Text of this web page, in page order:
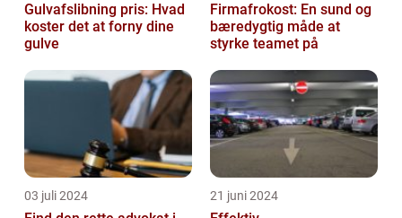
Gulvafslibning pris: Hvad
koster det at forny dine
gulve
Firmafrokost: En sund og
bæredygtig måde at
styrke teamet på
03 juli 2024 21 juni 2024